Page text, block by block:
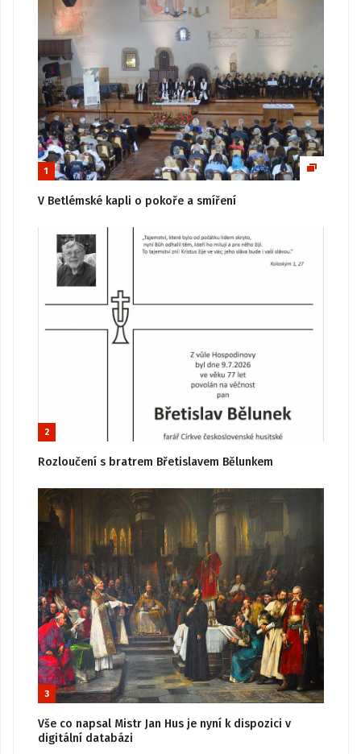
1
V Betlémské kapli o pokoře a smíření
2
Rozloučení s bratrem Břetislavem Bělunkem
3
Vše co napsal Mistr Jan Hus je nyní k dispozici v
digitální databázi